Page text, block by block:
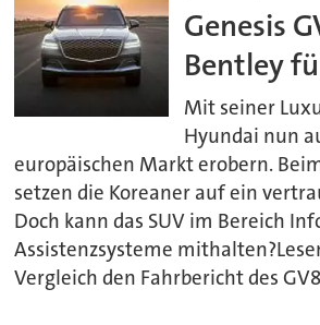
Genesis
Bentley
Mit seiner
Hyundai nun
europäischen Markt erobern.
setzen die Koreaner auf ein
Doch kann das SUV im Bereich
Assistenzsysteme
Vergleich den Fahrbericht des